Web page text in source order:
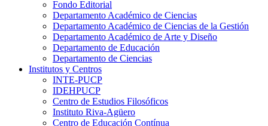
Fondo Editorial
Departamento Académico de Ciencias
Departamento Académico de Ciencias de la Gestión
Departamento Académico de Arte y Diseño
Departamento de Educación
Departamento de Ciencias
Institutos y Centros
INTE-PUCP
IDEHPUCP
Centro de Estudios Filosóficos
Instituto Riva-Agüero
Centro de Educación Contínua